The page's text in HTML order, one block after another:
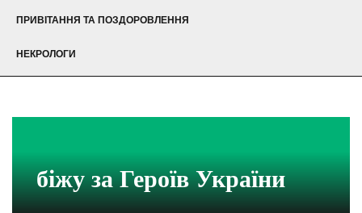
ПРИВІТАННЯ ТА ПОЗДОРОВЛЕННЯ
НЕКРОЛОГИ
біжу за Героїв України